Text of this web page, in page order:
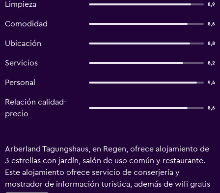
Limpieza 8,9
Comodidad 8,6
Ubicación 8,8
Servicios 8,2
Personal 9,4
Relación calidad-
precio
8,6
Arberland Tagungshaus, en Regen, ofrece alojamiento de
3 estrellas con jardín, salón de uso común y restaurante.
Este alojamiento ofrece servicio de conserjería y
mostrador de información turística, además de wifi gratis